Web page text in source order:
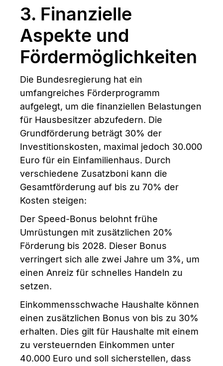
3. Finanzielle
Aspekte und
Fördermöglichkeiten
Die Bundesregierung hat ein
umfangreiches Förderprogramm
aufgelegt, um die finanziellen Belastungen
für Hausbesitzer abzufedern. Die
Grundförderung beträgt 30% der
Investitionskosten, maximal jedoch 30.000
Euro für ein Einfamilienhaus. Durch
verschiedene Zusatzboni kann die
Gesamtförderung auf bis zu 70% der
Kosten steigen:
Der Speed-Bonus belohnt frühe
Umrüstungen mit zusätzlichen 20%
Förderung bis 2028. Dieser Bonus
verringert sich alle zwei Jahre um 3%, um
einen Anreiz für schnelles Handeln zu
setzen.
Einkommensschwache Haushalte können
einen zusätzlichen Bonus von bis zu 30%
erhalten. Dies gilt für Haushalte mit einem
zu versteuernden Einkommen unter
40.000 Euro und soll sicherstellen, dass